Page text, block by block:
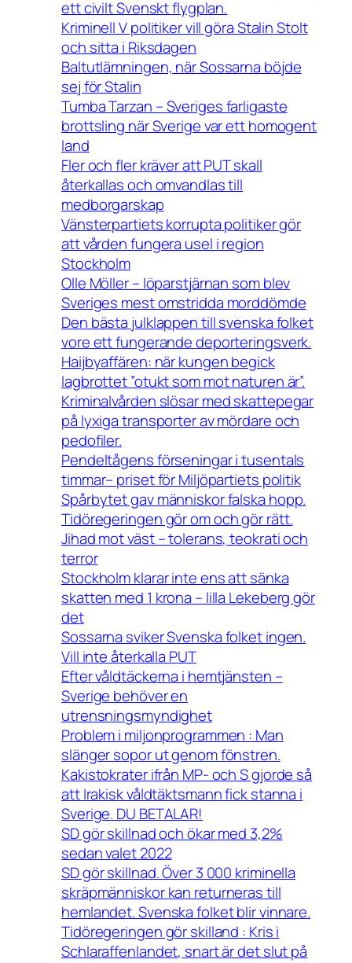
ett civilt Svenskt flygplan.
Kriminell V politiker vill göra Stalin Stolt
och sitta i Riksdagen
Baltutlämningen, när Sossarna böjde
sej för Stalin
Tumba Tarzan – Sveriges farligaste
brottsling när Sverige var ett homogent
land
Fler och fler kräver att PUT skall
återkallas och omvandlas till
medborgarskap
Vänsterpartiets korrupta politiker gör
att vården fungera usel i region
Stockholm
Olle Möller – löparstjärnan som blev
Sveriges mest omstridda morddömde
Den bästa julklappen till svenska folket
vore ett fungerande deporteringsverk.
Haijbyaffären: när kungen begick
lagbrottet ”otukt som mot naturen är”.
Kriminalvården slösar med skattepegar
på lyxiga transporter av mördare och
pedofiler.
Pendeltågens förseningar i tusentals
timmar– priset för Miljöpartiets politik
Spårbytet gav människor falska hopp.
Tidöregeringen gör om och gör rätt.
Jihad mot väst – tolerans, teokrati och
terror
Stockholm klarar inte ens att sänka
skatten med 1 krona – lilla Lekeberg gör
det
Sossarna sviker Svenska folket ingen.
Vill inte återkalla PUT
Efter våldtäckerna i hemtjänsten –
Sverige behöver en
utrensningsmyndighet
Problem i miljonprogrammen : Man
slänger sopor ut genom fönstren.
Kakistokrater ifrån MP- och S gjorde så
att Irakisk våldtäktsmann fick stanna i
Sverige. DU BETALAR!
SD gör skillnad och ökar med 3,2%
sedan valet 2022
SD gör skillnad. Över 3 000 kriminella
skräpmänniskor kan returneras till
hemlandet. Svenska folket blir vinnare.
Tidöregeringen gör skilland : Kris i
Schlaraffenlandet, snart är det slut på